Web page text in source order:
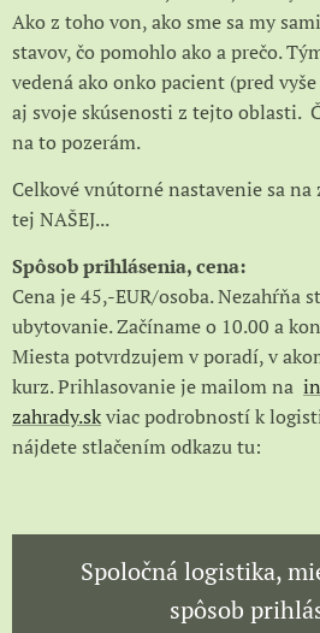
Ako z toho von, ako sme sa my
stavov, čo pomohlo ako a prečo.
vedená ako onko pacient (pred
aj svoje skúsenosti z tejto oblasti.
na to pozerám.
Celkové vnútorné nastavenie sa na
tej NAŠEJ...
Spôsob prihlásenia, cena:
Cena je 45,-EUR/osoba. Nezahŕňa
ubytovanie. Začíname o 10.00 a
Miesta potvrdzujem v poradí, v
kurz. Prihlasovanie je mailom na
zahrady.skviac podrobností k
nájdete stlačením odkazu tu:
Spoločná logistika,
spôsob